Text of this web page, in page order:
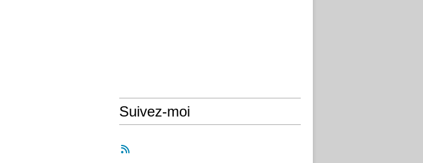
Suivez-moi